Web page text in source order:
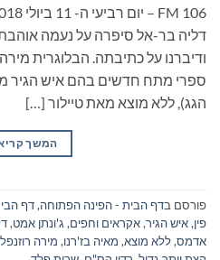
דליה בר-אל סיפרה על נעמה
ודיברנו על כתיבתה. הבלוגרית
ספרי מתח חדשים בהם איש הגיר
הגג), ללא מוצא מאת טיילור […]
המשך
פורסם בדף הבית - הפינה הפתוחה,דף
פין,איש הגיר,אקראים וחפים, ג'ונתן אמט,
אדמס,ללא מוצא, מאיה בז'רנו, מירה